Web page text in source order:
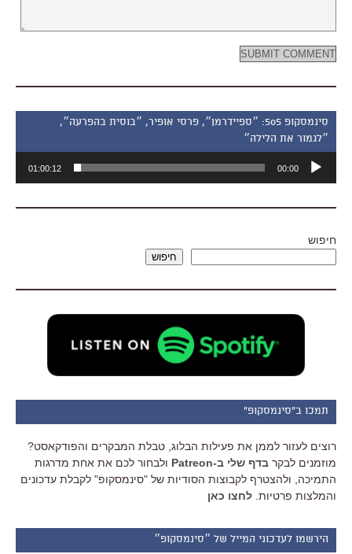
סינמסקופ 505: ״ספיידרמן״, פרסי אופיר, ״בוסית בהפרעה״,
״לגמור את הלילה״
אודיו
00:00
01:00:12
חיפוש
חיפוש
תמכו ב"סינמסקופ"
רוצים לעזור לממן את פעילות הבלוג, טבלת המבקרים והפודקאסט?
מוזמנים לבקר בדף שלי ב-Patreon
ולבחור לכם את אחת מדרגות
התמיכה, ולהצטרף לקבוצות הסודיות של "סינמסקופ" לקבלת עדכונים
והמלצות פרטיות. לחצו כאן
הירשמו לעדכוני המייל של ״סינמסקופ״